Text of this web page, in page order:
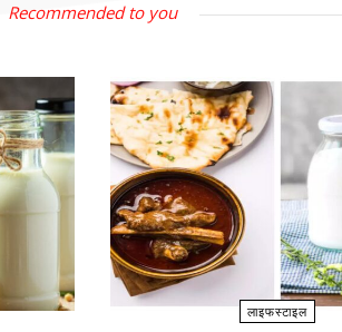
Recommended to you
लाइफस्टाइल